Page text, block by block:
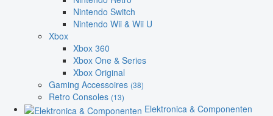
Nintendo Switch
Nintendo Wii & Wii U
Xbox
Xbox 360
Xbox One & Series
Xbox Original
Gaming Accessoires (38)
Retro Consoles (13)
Elektronica & Componenten